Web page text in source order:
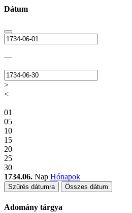
Dátum
—
>
<
01
05
10
15
20
25
30
1734.06. Nap Hónapok
Szűrés dátumra Összes dátum
Adomány tárgya